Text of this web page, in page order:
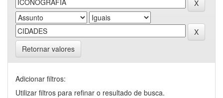
Retornar valores
Adicionar filtros:
Utilizar filtros para refinar o resultado de busca.